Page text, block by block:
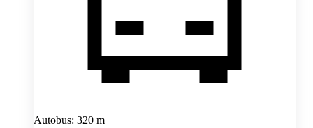
Autobus: 320 m